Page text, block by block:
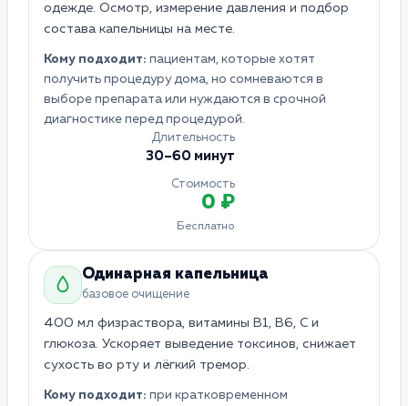
одежде. Осмотр, измерение давления и подбор
состава капельницы на месте.
Кому подходит: пациентам, которые хотят
получить процедуру дома, но сомневаются в
выборе препарата или нуждаются в срочной
диагностике перед процедурой.
Длительность
30–60 минут
Стоимость
0 ₽
Бесплатно
Одинарная капельница
базовое очищение
400 мл физраствора, витамины B1, B6, C и
глюкоза. Ускоряет выведение токсинов, снижает
сухость во рту и лёгкий тремор.
Кому подходит: при кратковременном